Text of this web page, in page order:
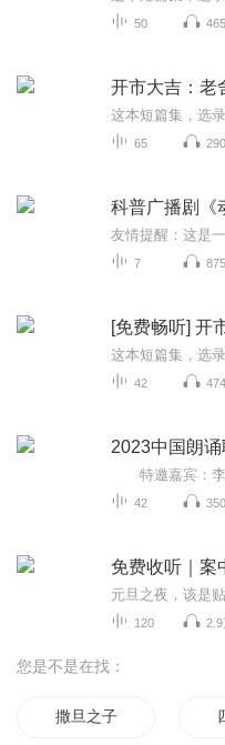
50
开市大吉：老
65
科普广播剧《
7 875
[免费畅听] 开
42
2023中国朗
42
120 2.9
您是不是在找：
撒旦之子